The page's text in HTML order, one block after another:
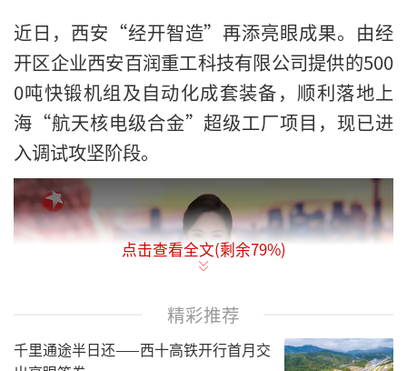
近日，西安“经开智造”再添亮眼成果。由经
开区企业西安百润重工科技有限公司提供的500
0吨快锻机组及自动化成套装备，顺利落地上
海“航天核电级合金”超级工厂项目，现已进
入调试攻坚阶段。
点击查看全文(剩余79%)
精彩推荐
千里通途半日还——西十高铁开行首月交